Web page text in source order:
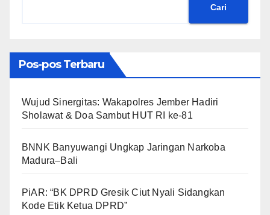
Cari
Pos-pos Terbaru
Wujud Sinergitas: Wakapolres Jember Hadiri
Sholawat & Doa Sambut HUT RI ke-81
BNNK Banyuwangi Ungkap Jaringan Narkoba
Madura–Bali
PiAR: “BK DPRD Gresik Ciut Nyali Sidangkan
Kode Etik Ketua DPRD”